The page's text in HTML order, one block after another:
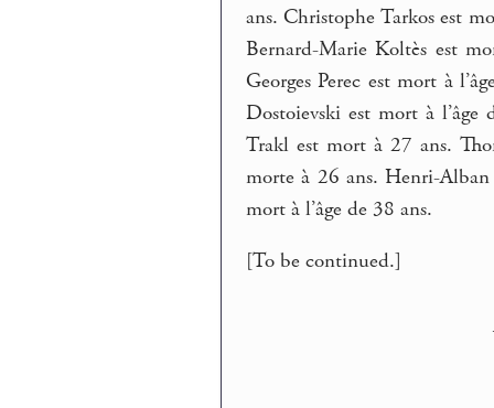
ans. Christophe Tarkos est
Bernard-Marie Koltès est
Georges Perec est mort à
Dostoievski est mort à
Trakl est mort à 27 ans.
morte à 26 ans. Henri-
mort à l’âge de 38 ans.
[To be continued.]